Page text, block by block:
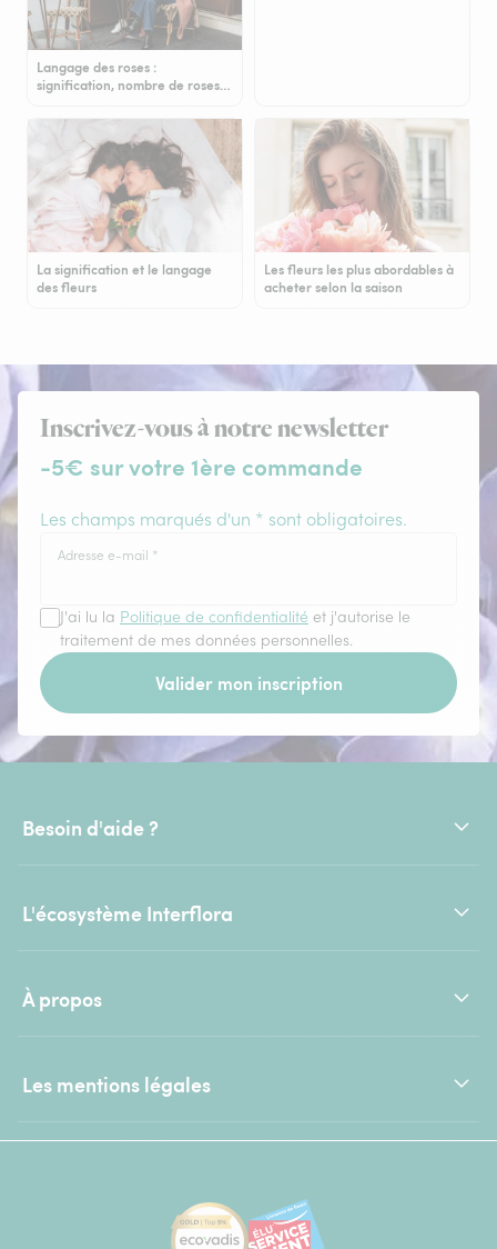
Langage des roses :
signification, nombre de roses…
La signification et le langage
des fleurs
Les fleurs les plus abordables à
acheter selon la saison
Inscrivez-vous à notre newsletter
-5€ sur votre 1ère commande
Les champs marqués d'un * sont obligatoires.
Adresse e-mail *
J'ai lu la Politique de confidentialité et j'autorise le
traitement de mes données personnelles.
Valider mon inscription
Besoin d'aide ?
L'écosystème Interflora
À propos
Les mentions légales